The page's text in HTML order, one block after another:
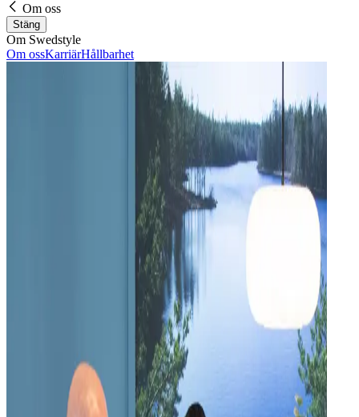
Om oss
Stäng
Om Swedstyle
Om ossKarriärHållbarhet